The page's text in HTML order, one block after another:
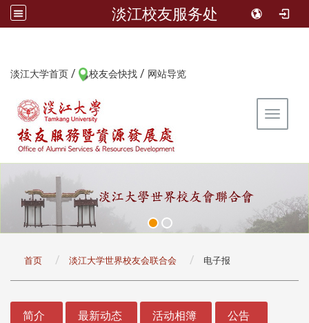
淡江校友服务处
淡江大学首页 / 校友会快找 / 网站导览
Toggle
首页 淡江大学世界校友会联合会 电子报
简介 最新动态 活动相簿 公告